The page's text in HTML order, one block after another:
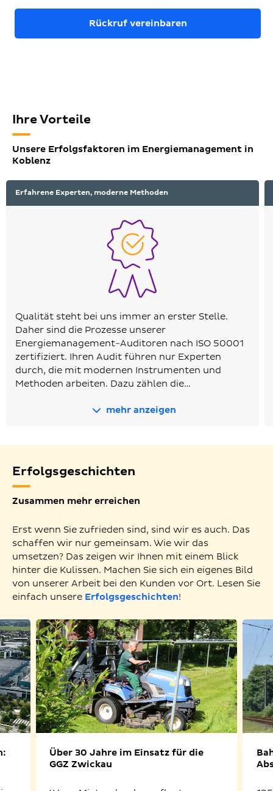
Rückruf vereinbaren
Ihre Vorteile
Unsere Erfolgsfaktoren im Energiemanagement in
Koblenz
Erfahrene Experten, moderne Methoden
Qualität steht bei uns immer an erster Stelle.
Daher sind die Prozesse unserer
Energiemanagement-Auditoren nach ISO 50001
zertifiziert. Ihren Audit führen nur Experten
durch, die mit modernen Instrumenten und
Methoden arbeiten. Dazu zählen die…
mehr anzeigen
Erfolgsgeschichten
Zusammen mehr erreichen
Erst wenn Sie zufrieden sind, sind wir es auch. Das
schaffen wir nur gemeinsam. Wie wir das
umsetzen? Das zeigen wir Ihnen mit einem Blick
hinter die Kulissen. Machen Sie sich ein eigenes Bild
von unserer Arbeit bei den Kunden vor Ort. Lesen Sie
einfach unsere Erfolgsgeschichten!
Über 30 Jahre im Einsatz für die
GGZ Zwickau